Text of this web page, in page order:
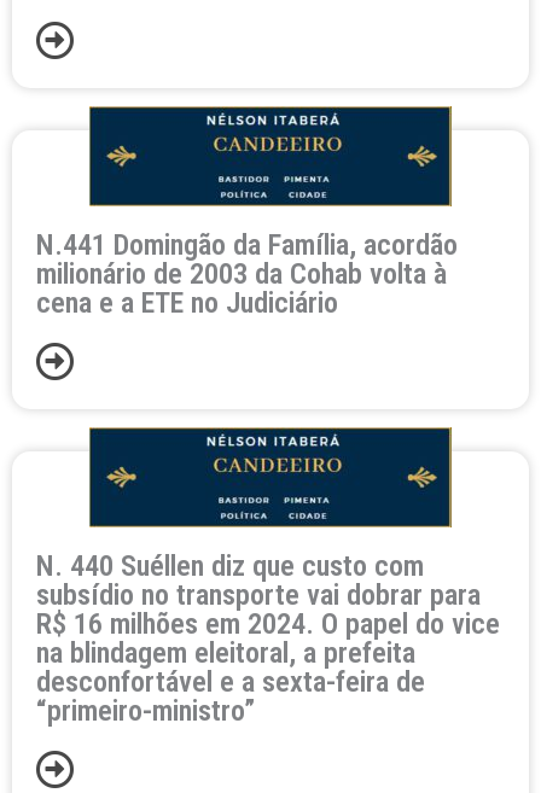
N.441 Domingão da Família, acordão
milionário de 2003 da Cohab volta à
cena e a ETE no Judiciário
N. 440 Suéllen diz que custo com
subsídio no transporte vai dobrar para
R$ 16 milhões em 2024. O papel do vice
na blindagem eleitoral, a prefeita
desconfortável e a sexta-feira de
“primeiro-ministro”